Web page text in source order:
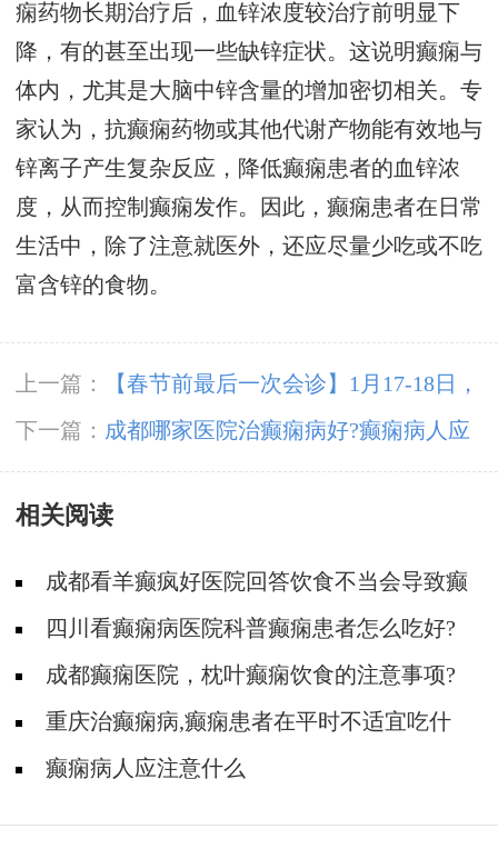
痫药物长期治疗后，血锌浓度较治疗前明显下
降，有的甚至出现一些缺锌症状。这说明癫痫与
体内，尤其是大脑中锌含量的增加密切相关。专
家认为，抗癫痫药物或其他代谢产物能有效地与
锌离子产生复杂反应，降低癫痫患者的血锌浓
度，从而控制癫痫发作。因此，癫痫患者在日常
生活中，除了注意就医外，还应尽量少吃或不吃
富含锌的食物。
上一篇：
【春节前最后一次会诊】1月17-18日，
北京三甲神经内科专家亲临会诊，助力癫痫患者
健康过个好年
下一篇： 成都哪家医院治癫痫病好?癫痫病人应
该如何用药?
相关阅读
成都看羊癫疯好医院回答饮食不当会导致癫
痫发作吗?
四川看癫痫病医院科普癫痫患者怎么吃好?
成都癫痫医院，枕叶癫痫饮食的注意事项?
重庆治癫痫病,癫痫患者在平时不适宜吃什
么?癫痫病人应注意什么